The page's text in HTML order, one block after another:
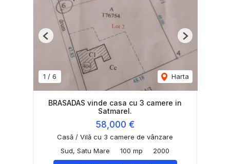
1 / 6 Harta
Previous Next
BRASADAS vinde casa cu 3 camere in
Satmarel.
58,000 €
Casă / Vilă cu 3 camere de vânzare
Sud, Satu Mare
100 mp 2000